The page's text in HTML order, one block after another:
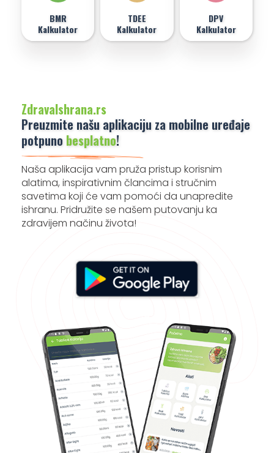
BMR
Kalkulator
TDEE
Kalkulator
DPV
Kalkulator
ZdravaIshrana.rs
Preuzmite našu aplikaciju za mobilne uređaje
potpuno besplatno!
Naša aplikacija vam pruža pristup korisnim
alatima, inspirativnim člancima i stručnim
savetima koji će vam pomoći da unapredite
ishranu. Pridružite se našem putovanju ka
zdravijem načinu života!